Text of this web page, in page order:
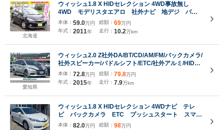
北海道
ウィッシュ1.8 X HIDセレクション 4WD事故無し
4WD モデリスタエアロ 社外ナビ 地デジ バッ
クカメラ 純正エンジンスターター ETC 純正
HID デアイサー トラクションコントロール キー
レス フォグランプ 車検新規2年付き
本体： 59.0万円
年式： 2011年
総額： 69万円
走行： 10.2万km
愛知県
ウィッシュ2.0 Z社外DA/BT/CD/AM/FM/バックカメラ/
社外スピーカー/パドルシフト/ETC/社外アルミ/HIDヘ
ッドライド/純正フォグ/ルーフラッピング/スマートキ
ー/電動格納ミラー/コーナーセンサー
本体： 72.8万円
年式： 2015年
総額： 79.8万円
走行： 7.9万km
ウィッシュ1.8 X HIDセレクション 4WDナビ テレ
ビ バックカメラ ETC プッシュスタート スマー
トキー
本体： 82.0万円
総額： 98万円